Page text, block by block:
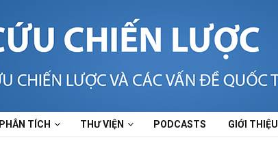
PHÂN TÍCH THƯ VIỆN PODCASTS GIỚI THIỆU